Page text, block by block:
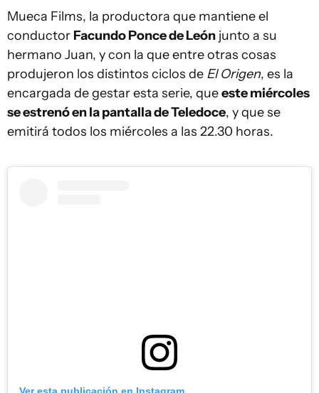
Mueca Films, la productora que mantiene el
conductor Facundo Ponce de León junto a su
hermano Juan, y con la que entre otras cosas
produjeron los distintos ciclos de El Origen, es la
encargada de gestar esta serie, queeste miércoles
se estrenó en la pantalla de Teledoce, y que se
emitirá todos los miércoles a las 22.30 horas.
Ver esta publicación en Instagram